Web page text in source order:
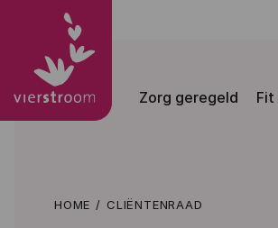
Zorg geregeld Fit
HOME CLIËNTENRAAD